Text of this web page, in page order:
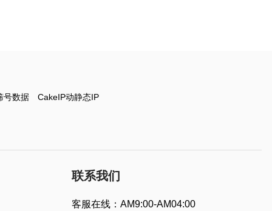
号数据 CakeIP动静态IP
联系我们
客服在线：AM9:00-AM04:00